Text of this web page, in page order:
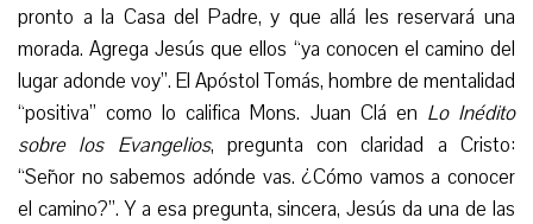
pronto a la Casa del Padre, y que allá les reservará una
morada. Agrega Jesús que ellos “ya conocen el camino del
lugar adonde voy”. El Apóstol Tomás, hombre de mentalidad
“positiva” como lo califica Mons. Juan Clá en Lo Inédito
sobre los Evangelios, pregunta con claridad a Cristo:
“Señor no sabemos adónde vas. ¿Cómo vamos a conocer
el camino?”. Y a esa pregunta, sincera, Jesús da una de las